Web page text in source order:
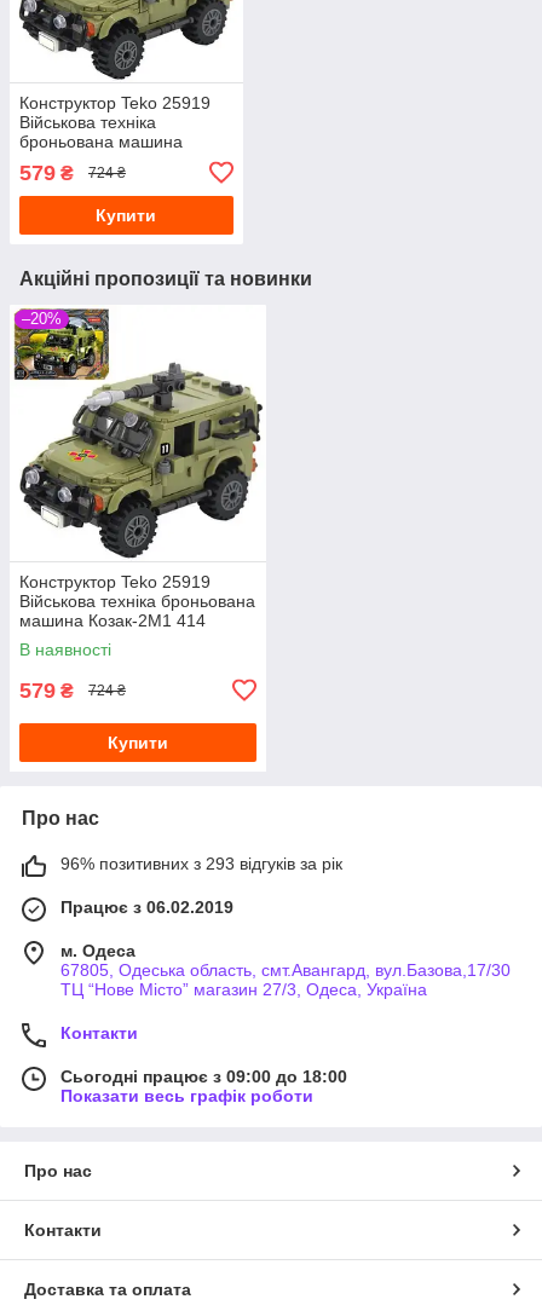
Конструктор Teko 25919
Військова техніка
броньована машина
Козак-2М1 414 деталей у
коробці
579 ₴ 724 ₴
Купити
Акційні пропозиції та новинки
–20%
Конструктор Teko 25919
Військова техніка броньована
машина Козак-2М1 414
деталей у коробці
В наявності
579 ₴ 724 ₴
Купити
Про нас
96% позитивних з 293 відгуків за рік
Працює з 06.02.2019
м. Одеса
67805, Одеська область, смт.Авангард, вул.Базова,17/30
ТЦ “Нове Місто” магазин 27/3, Одеса, Україна
Контакти
Сьогодні працює з 09:00 до 18:00
Показати весь графік роботи
Про нас
Контакти
Доставка та оплата